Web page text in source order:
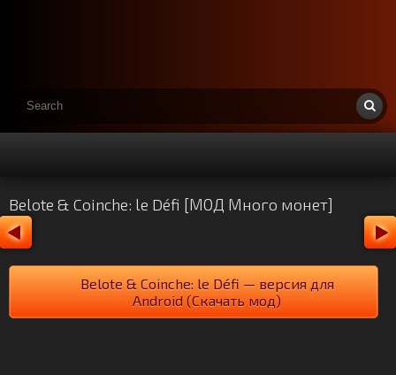
Belote & Coinche: le Défi [МОД Много монет]
Belote & Coinche: le Défi — версия для
Android (Скачать мод)